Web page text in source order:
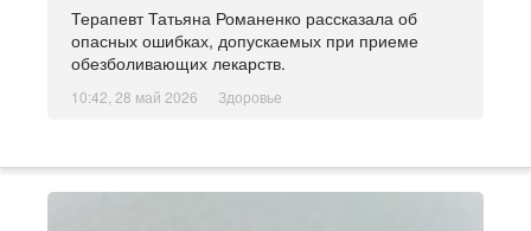
Терапевт Татьяна Романенко рассказала об
опасных ошибках, допускаемых при приеме
обезболивающих лекарств.
10:42, 28 май 2026 Здоровье